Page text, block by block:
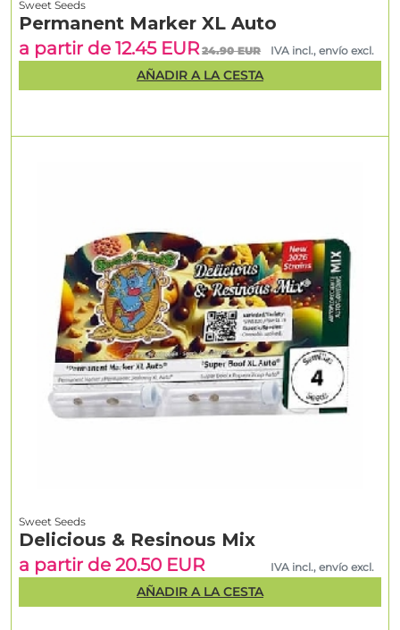
Sweet Seeds
Delicious & Resinous Mix
a partir de 20.50 EUR
IVA incl., envío excl.
AÑADIR A LA CESTA
Sweet Seeds
Permanent Marker XL Auto
a partir de 12.45 EUR 24.90 EUR IVA incl., envío excl.
AÑADIR A LA CESTA